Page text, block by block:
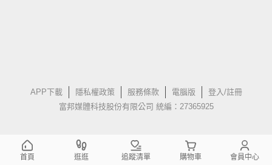
APP下載 隱私權政策 服務條款 電腦版
登入/註冊
富邦媒體科技股份有限公司 統編：27365925
首頁 逛逛 追蹤清單 購物車 會員中心